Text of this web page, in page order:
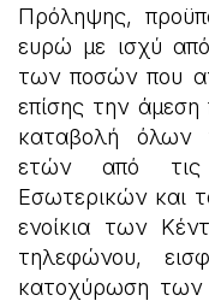
Πρόληψης,
ευρώ με ισχύ
των ποσών που
επίσης την
καταβολή όλων
ετών από τις
Εσωτερικών και
ενοίκια των
τηλεφώνου,
κατοχύρωση